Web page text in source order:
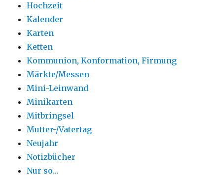
Hochzeit
Kalender
Karten
Ketten
Kommunion, Konformation, Firmung
Märkte/Messen
Mini-Leinwand
Minikarten
Mitbringsel
Mutter-/Vatertag
Neujahr
Notizbücher
Nur so…